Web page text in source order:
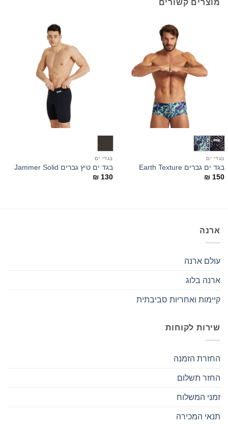
מוצרים קשורים
בגדי ים
בגד ים גברים Earth Texture
₪ 150
בגדי ים
בגד ים טיץ גברים Jammer Solid
₪ 130
ארנה
עולם ארנה
ארנה בלוג
קיימות ואחריות סביבתית
שירות לקוחות
החזרת הזמנה
החזר תשלום
זמני המשלוח
תנאי המכירה